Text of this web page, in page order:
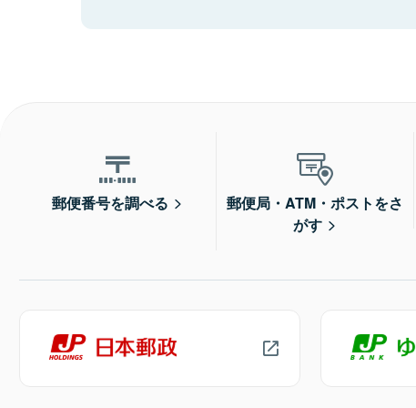
郵便番号を調べる
郵便局・ATM・ポストをさ
がす